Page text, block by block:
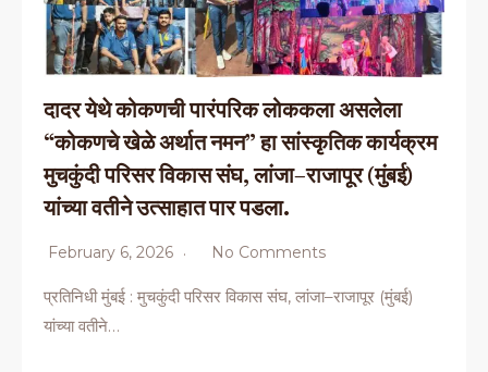
दादर येथे कोकणची पारंपरिक लोककला असलेला
“कोकणचे खेळे अर्थात नमन” हा सांस्कृतिक कार्यक्रम
मुचकुंदी परिसर विकास संघ, लांजा–राजापूर (मुंबई)
यांच्या वतीने उत्साहात पार पडला.
February 6, 2026 No Comments
प्रतिनिधी मुंबई : मुचकुंदी परिसर विकास संघ, लांजा–राजापूर (मुंबई)
यांच्या वतीने…